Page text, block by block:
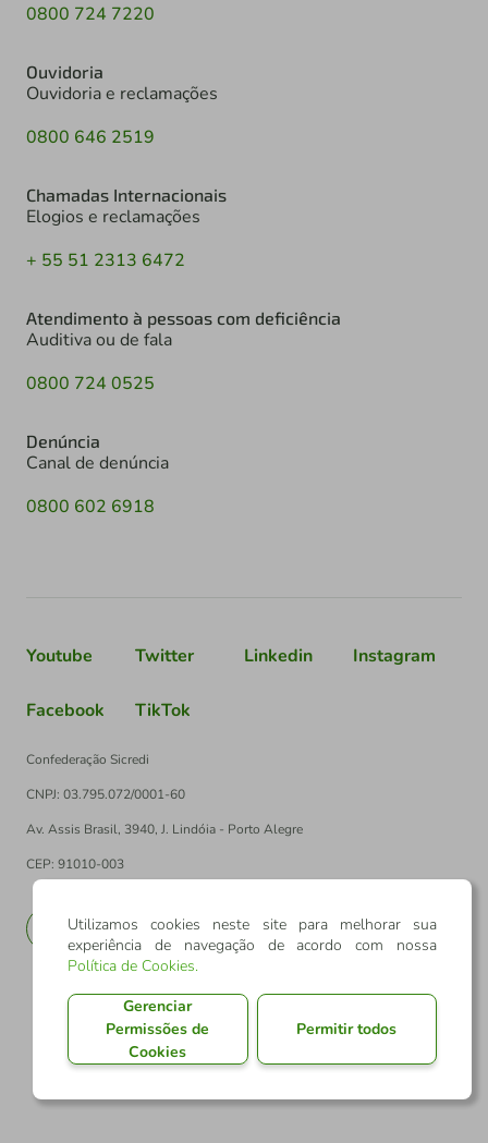
0800 724 7220
Ouvidoria
Ouvidoria e reclamações
0800 646 2519
Chamadas Internacionais
Elogios e reclamações
+ 55 51 2313 6472
Atendimento à pessoas com deficiência
Auditiva ou de fala
0800 724 0525
Denúncia
Canal de denúncia
0800 602 6918
Youtube Twitter Linkedin Instagram
Facebook TikTok
Confederação Sicredi
CNPJ: 03.795.072/0001-60
Av. Assis Brasil, 3940, J. Lindóia - Porto Alegre
CEP: 91010-003
EN
Utilizamos cookies neste site para melhorar sua
experiência de navegação de acordo com nossa
Política de Cookies.
Gerenciar
Permissões de
Cookies
Permitir todos